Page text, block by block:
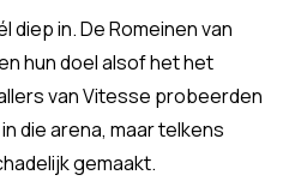
diep in. De Romeinen van
hun doel alsof het het
van Vitesse probeerden
die arena, maar telkens
gemaakt.